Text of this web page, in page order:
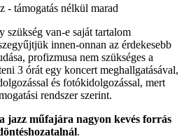
szükség van-e saját tartalom
innen-onnan az érdekesebb
profizmusa nem szükséges a
3 órát egy koncert meghallgatásával,
és fotókidolgozással, mert
rendszer szerint.
a jazz műfajára nagyon kevés forrás
.